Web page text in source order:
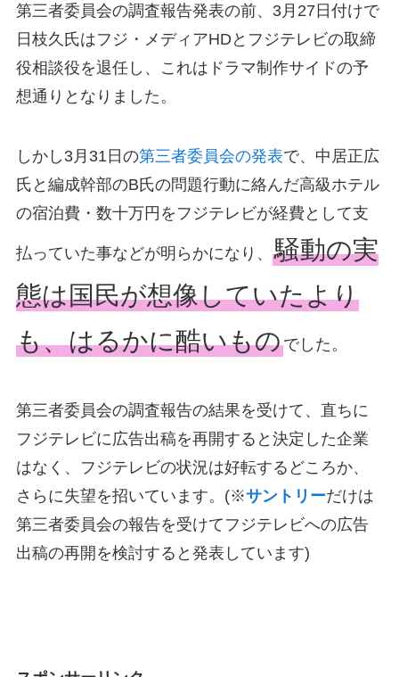
第三者委員会の調査報告発表の前、3月27日付けで
日枝久氏はフジ・メディアHDとフジテレビの取締
役相談役を退任し、これはドラマ制作サイドの予
想通りとなりました。
しかし3月31日の第三者委員会の発表で、中居正広
氏と編成幹部のB氏の問題行動に絡んだ高級ホテル
の宿泊費・数十万円をフジテレビが経費として支
払っていた事などが明らかになり、 騒動の実
態は国民が想像していたより
も、はるかに酷いものでした。
第三者委員会の調査報告の結果を受けて、直ちに
フジテレビに広告出稿を再開すると決定した企業
はなく、フジテレビの状況は好転するどころか、
さらに失望を招いています。(※サントリーだけは
第三者委員会の報告を受けてフジテレビへの広告
出稿の再開を検討すると発表しています)